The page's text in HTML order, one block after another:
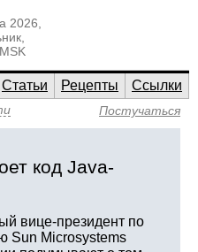
2026,
Статьи Рецепты
Ссылки
Постучаться
код Java-
вице-президент по
Sun Microsystems